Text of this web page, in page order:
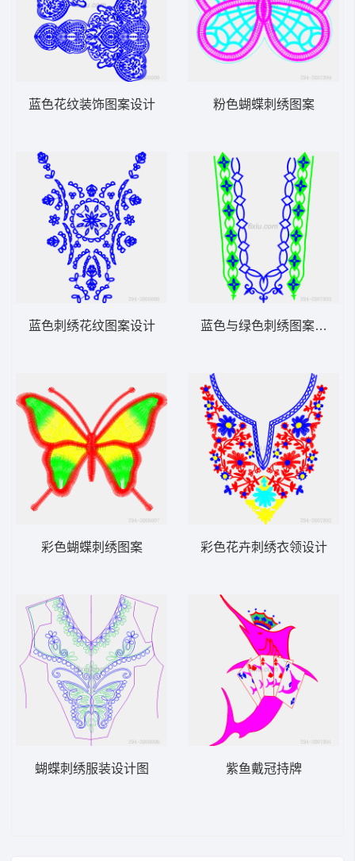
蓝色花纹装饰图案设计
蓝色刺绣花纹图案设计
彩色蝴蝶刺绣图案
蝴蝶刺绣服装设计图
粉色蝴蝶刺绣图案
蓝色与绿色刺绣图案设计
彩色花卉刺绣衣领设计
紫鱼戴冠持牌